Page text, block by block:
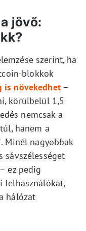
jövő:
szerint, ha
blokkok
is növekedhet–
körülbelül 1,5
nemcsak a
hanem a
Minél nagyobbak
sávszélességet
ez pedig
felhasználókat,
hálózat